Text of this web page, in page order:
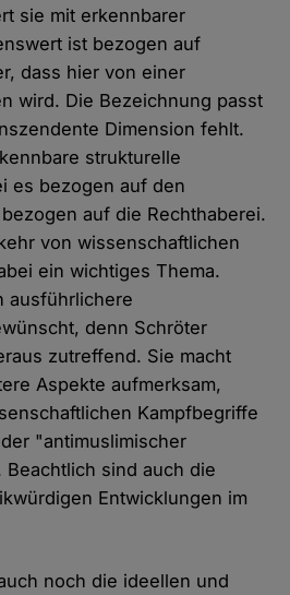
sie mit erkennbarer
ist bezogen auf
dass hier von einer
wird. Die Bezeichnung passt
Dimension fehlt.
strukturelle
es bezogen auf den
auf die Rechthaberei.
von wissenschaftlichen
ein wichtiges Thema.
ausführlichere
denn Schröter
zutreffend. Sie macht
Aspekte aufmerksam,
Kampfbegriffe
"antimuslimischer
sind auch die
Entwicklungen im
noch die ideellen und